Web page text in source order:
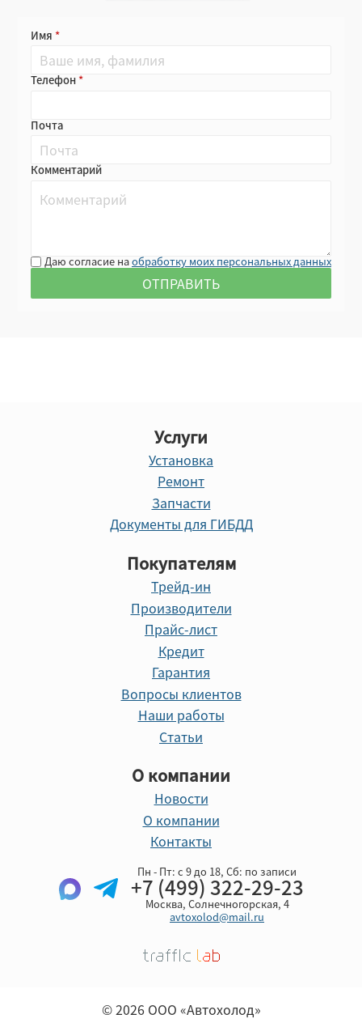
Имя
Телефон
Почта
Комментарий
Даю согласие наобработку моих персональных данных
Услуги
Установка
Ремонт
Запчасти
Документы для ГИБДД
Покупателям
Трейд-ин
Производители
Прайс-лист
Кредит
Гарантия
Вопросы клиентов
Наши работы
Статьи
О компании
Новости
О компании
Контакты
Пн - Пт: с 9 до 18, Cб: по записи
+7 (499) 322-29-23
Москва, Солнечногорская, 4
avtoxolod@mail.ru
© 2026 ООО «Автохолод»